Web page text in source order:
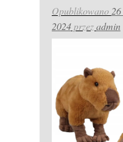
Opublikowano
2024przezadmin